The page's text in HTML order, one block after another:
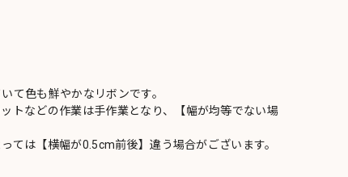
て色も鮮やかなリボンです。
トなどの作業は手作業となり、【幅が均等でない場
ては【横幅が0.5cm前後】違う場合がございます。